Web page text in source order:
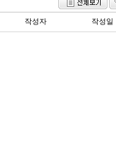
작성자 작성일